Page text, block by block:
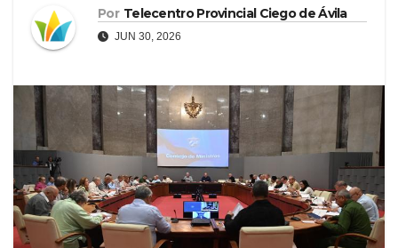
Por Telecentro Provincial Ciego de Ávila
JUN 30, 2026